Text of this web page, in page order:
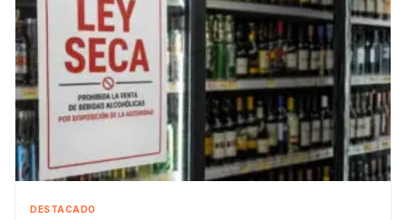
DESTACADO